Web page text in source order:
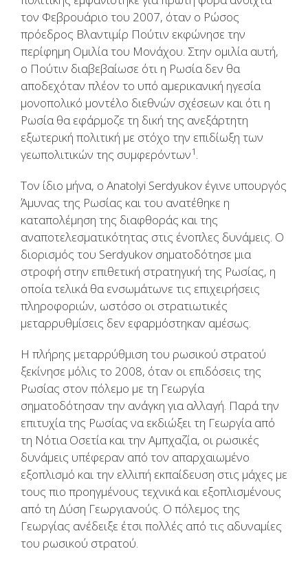
τον Φεβρουάριο του 2007, όταν ο Ρώσος
πρόεδρος Βλαντιμίρ Πούτιν εκφώνησε την
περίφημη Ομιλία του Μονάχου. Στην ομιλία αυτή,
ο Πούτιν διαβεβαίωσε ότι η Ρωσία δεν θα
αποδεχόταν πλέον το υπό αμερικανική ηγεσία
μονοπολικό μοντέλο διεθνών σχέσεων και ότι η
Ρωσία θα εφάρμοζε τη δική της ανεξάρτητη
εξωτερική πολιτική με στόχο την επιδίωξη των
γεωπολιτικών της συμφερόντων1.
Τον ίδιο μήνα, ο Anatolyi Serdyukov έγινε υπουργός
Άμυνας της Ρωσίας και του ανατέθηκε η
καταπολέμηση της διαφθοράς και της
αναποτελεσματικότητας στις ένοπλες δυνάμεις. Ο
διορισμός του Serdyukov σηματοδότησε μια
στροφή στην επιθετική στρατηγική της Ρωσίας, η
οποία τελικά θα ενσωμάτωνε τις επιχειρήσεις
πληροφοριών, ωστόσο οι στρατιωτικές
μεταρρυθμίσεις δεν εφαρμόστηκαν αμέσως.
Η πλήρης μεταρρύθμιση του ρωσικού στρατού
ξεκίνησε μόλις το 2008, όταν οι επιδόσεις της
Ρωσίας στον πόλεμο με τη Γεωργία
σηματοδότησαν την ανάγκη για αλλαγή. Παρά την
επιτυχία της Ρωσίας να εκδιώξει τη Γεωργία από
τη Νότια Οσετία και την Αμπχαζία, οι ρωσικές
δυνάμεις υπέφεραν από τον απαρχαιωμένο
εξοπλισμό και την ελλιπή εκπαίδευση στις μάχες με
τους πιο προηγμένους τεχνικά και εξοπλισμένους
από τη Δύση Γεωργιανούς. Ο πόλεμος της
Γεωργίας ανέδειξε έτσι πολλές από τις αδυναμίες
του ρωσικού στρατού.